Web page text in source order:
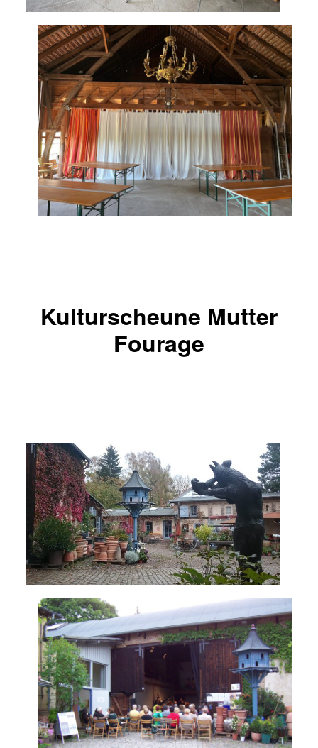
Kulturscheune Mutter
Fourage